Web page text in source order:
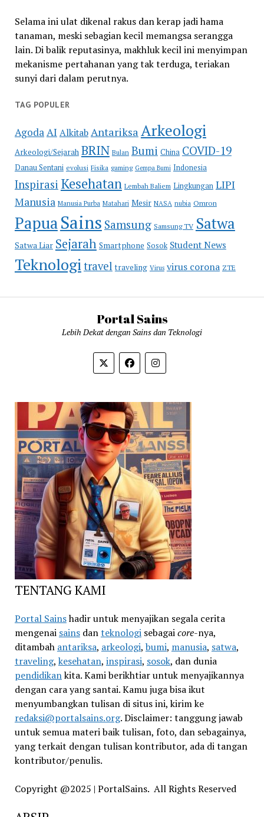
Selama ini ulat dikenal rakus dan kerap jadi hama
tanaman, meski sebagian kecil memangsa serangga
lain. Di balik reputasinya, makhluk kecil ini menyimpan
mekanisme pertahanan yang tak terduga, teriakan
sunyi dari dalam perutnya.
TAG POPULER
AgodaAI AlkitabAntariksa Arkeologi
Arkeologi/Sejarah BRIN Bulan Bumi China COVID-19
Danau Sentani evolusi Fisika gaming Gempa Bumi Indonesia
Inspirasi Kesehatan Lembah Baliem Lingkungan LIPI
Manusia Manusia Purba Matahari Mesir NASA nubia Omron
PapuaSains Samsung Samsung TV Satwa
Satwa Liar Sejarah Smartphone Sosok Student News
Teknologitravel traveling Virus virus corona ZTE
Portal Sains
Lebih Dekat dengan Sains dan Teknologi
TENTANG KAMI
Portal Sainshadir untuk menyajikan segala cerita
mengenai sainsdanteknologisebagaicore-nya,
ditambah antariksa, arkeologi, bumi, manusia, satwa,
traveling, kesehatan, inspirasi, sosok, dan dunia
pendidikankita. Kami berikhtiar untuk menyajikannya
dengan cara yang santai. Kamu juga bisa ikut
menyumbangkan tulisan di situs ini, kirim ke
redaksi@portalsains.org. Disclaimer: tanggung jawab
untuk semua materi baik tulisan, foto, dan sebagainya,
yang terkait dengan tulisan kontributor, ada di tangan
kontributor/penulis.
Copyright @2025 | PortalSains. All Rights Reserved